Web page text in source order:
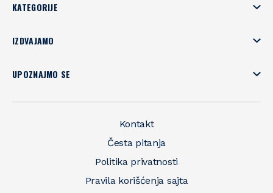
KATEGORIJE
IZDVAJAMO
UPOZNAJMO SE
Kontakt
Česta pitanja
Politika privatnosti
Pravila korišćenja sajta